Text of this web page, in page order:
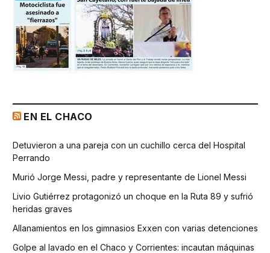
EN EL CHACO
Detuvieron a una pareja con un cuchillo cerca del Hospital
Perrando
Murió Jorge Messi, padre y representante de Lionel Messi
Livio Gutiérrez protagonizó un choque en la Ruta 89 y sufrió
heridas graves
Allanamientos en los gimnasios Exxen con varias detenciones
Golpe al lavado en el Chaco y Corrientes: incautan máquinas